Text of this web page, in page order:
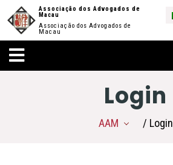
Associação dos Advogados de
Macau
Associação dos Advogados de
Macau
Login
AAM / Login